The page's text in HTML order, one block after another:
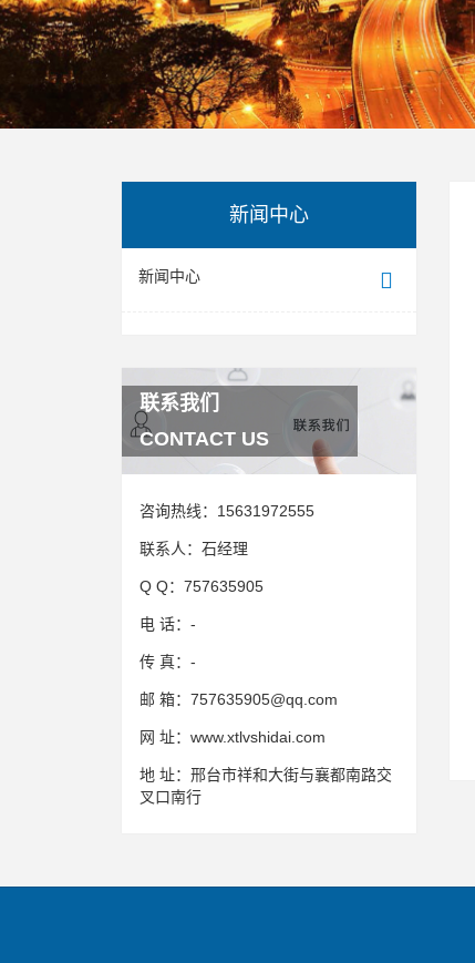
新闻中心
新闻中心
联系我们
CONTACT US
咨询热线： 15631972555
联系人： 石经理
Q Q： 757635905
电 话： -
传 真： -
邮 箱： 757635905@qq.com
网 址： www.xtlvshidai.com
地 址： 邢台市祥和大街与襄都南路交
叉口南行